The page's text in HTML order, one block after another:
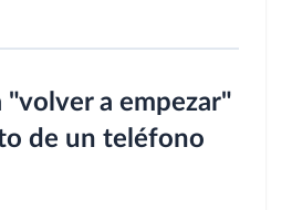
"volver a empezar"
de un teléfono